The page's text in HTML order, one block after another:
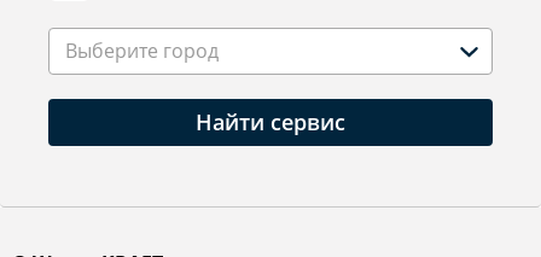
Выберите город
Найти сервис